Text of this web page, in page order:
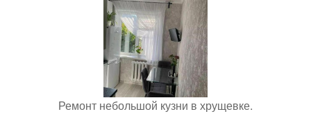
Ремонт небольшой кузни в хрущевке.